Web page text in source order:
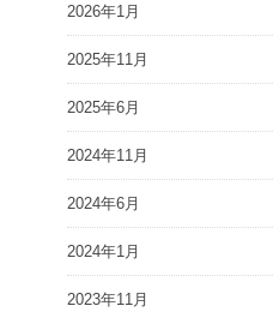
2026年1月
2025年11月
2025年6月
2024年11月
2024年6月
2024年1月
2023年11月